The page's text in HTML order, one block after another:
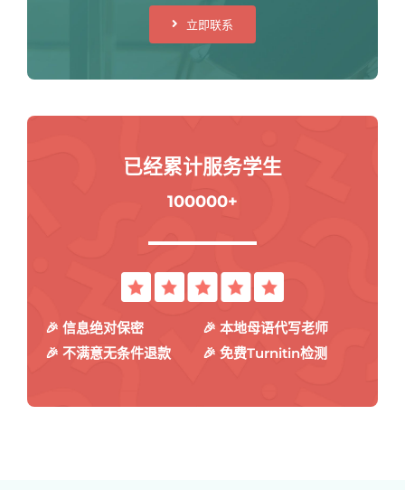
立即联系
已经累计服务学生
100000+
🎉 信息绝对保密
🎉 本地母语代写老师
🎉 不满意无条件退款
🎉 免费Turnitin检测